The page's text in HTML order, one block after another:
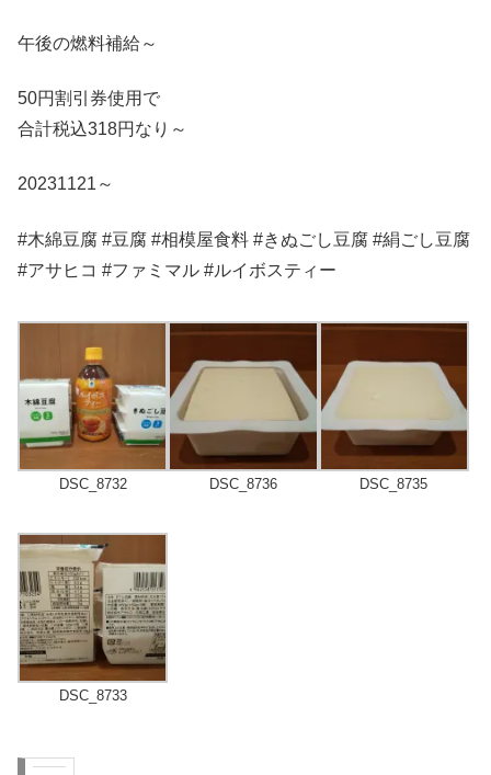
午後の燃料補給～
50円割引券使用で
合計税込318円なり～
20231121～
#木綿豆腐 #豆腐 #相模屋食料 #きぬごし豆腐 #絹ごし豆腐
#アサヒコ #ファミマル #ルイボスティー
DSC_8732 DSC_8736 DSC_8735
DSC_8733